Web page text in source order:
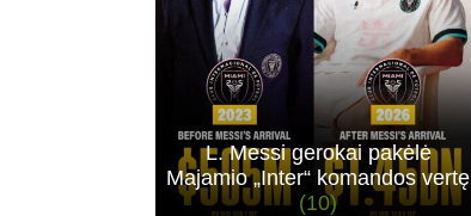
L. Messi gerokai pakėlė
Majamio „Inter“ komandos vertę
(10)